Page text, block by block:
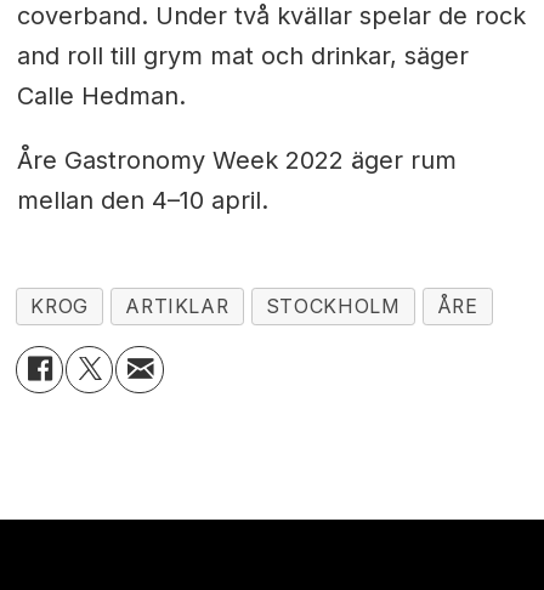
coverband. Under två kvällar spelar de rock
and roll till grym mat och drinkar, säger
Calle Hedman.
Åre Gastronomy Week 2022 äger rum
mellan den 4–10 april.
KROG ARTIKLAR STOCKHOLM ÅRE